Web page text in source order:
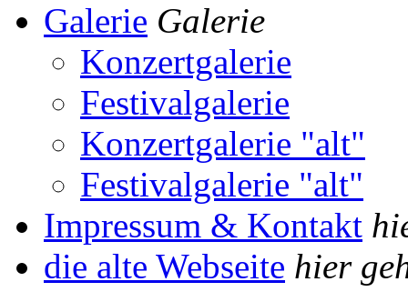
Galerie Galerie
Konzertgalerie
Festivalgalerie
Konzertgalerie "alt"
Festivalgalerie "alt"
Impressum & Kontakt
die alte Webseite hier